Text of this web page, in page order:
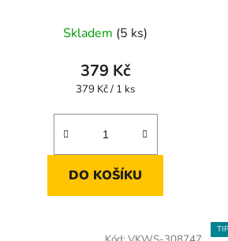
Skladem (5 ks)
379 Kč
Měrná
379 Kč / 1 ks
DO KOŠÍKU
TIP